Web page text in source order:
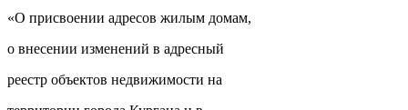
«О присвоении адресов жилым домам,
о внесении изменений в адресный
реестр объектов недвижимости на